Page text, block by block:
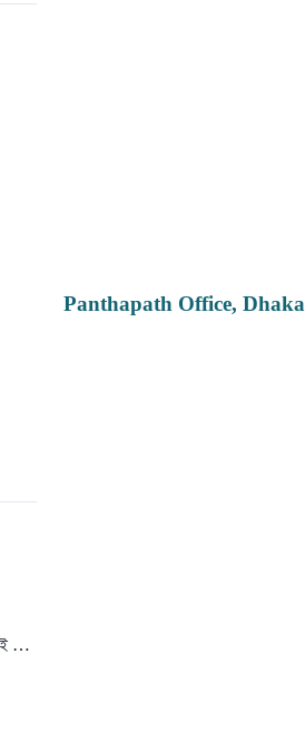
…
Panthapath Office, Dhaka